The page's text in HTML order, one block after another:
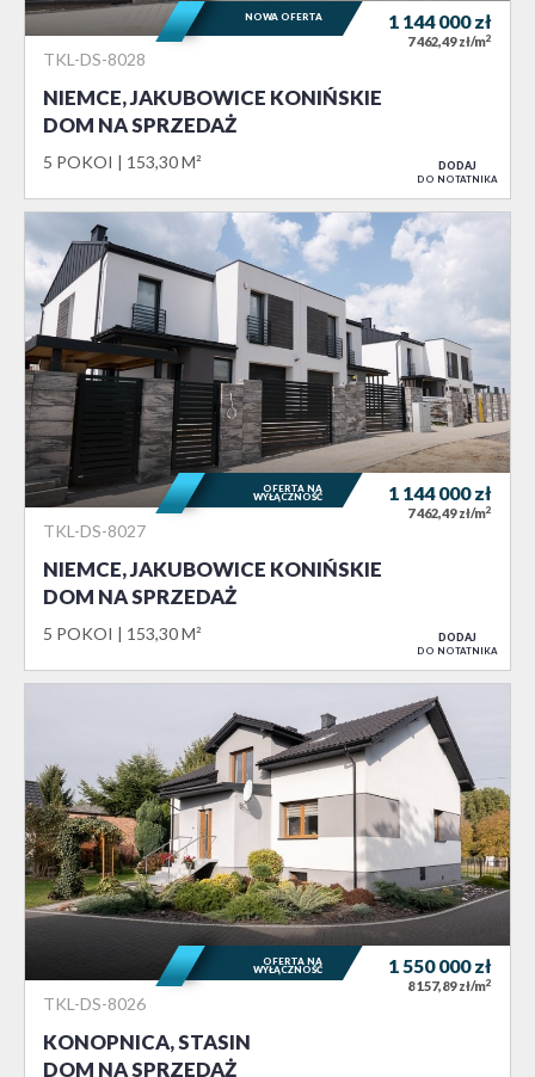
TKL-DS-8028
NIEMCE, JAKUBOWICE KONIŃSKIE
DOM NA SPRZEDAŻ
5 POKOI 153,30 M²
1 144 000zł
7 462,49 zł/m2
NOWA OFERTA
DODAJ
DO NOTATNIKA
TKL-DS-8027
NIEMCE, JAKUBOWICE KONIŃSKIE
DOM NA SPRZEDAŻ
5 POKOI 153,30 M²
1 144 000zł
7 462,49 zł/m2
OFERTA NA
WYŁĄCZNOŚĆ
DODAJ
DO NOTATNIKA
TKL-DS-8026
KONOPNICA, STASIN
DOM NA SPRZEDAŻ
1 550 000zł
8 157,89 zł/m2
OFERTA NA
WYŁĄCZNOŚĆ